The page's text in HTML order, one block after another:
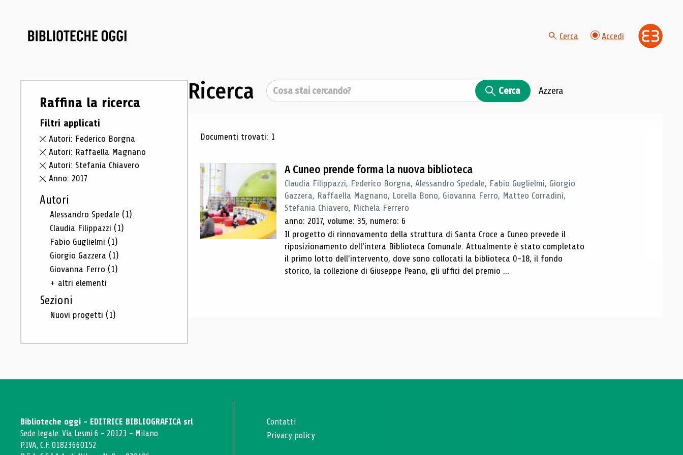
Cerca Accedi
Raffina la ricerca
Filtri applicati
Autori: Federico Borgna
Autori: Raffaella Magnano
Autori: Stefania Chiavero
Anno: 2017
Autori
Alessandro Spedale (1)
Claudia Filippazzi (1)
Fabio Guglielmi (1)
Giorgio Gazzera (1)
Giovanna Ferro (1)
+ altri elementi
Sezioni
Nuovi progetti (1)
Ricerca Cerca Cerca Azzera
Risultati di ricerca
Documenti trovati: 1
A Cuneo prende forma la nuova biblioteca
Claudia Filippazzi, Federico Borgna, Alessandro Spedale, Fabio Guglielmi, Giorgio
Gazzera, Raffaella Magnano, Lorella Bono, Giovanna Ferro, Matteo Corradini,
Stefania Chiavero, Michela Ferrero
anno: 2017, volume: 35, numero: 6
Il progetto di rinnovamento della struttura di Santa Croce a Cuneo prevede il
riposizionamento dell'intera Biblioteca Comunale. Attualmente è stato completato
il primo lotto dell'intervento, dove sono collocati la biblioteca 0-18, il fondo
storico, la collezione di Giuseppe Peano, gli uffici del premio ...
Biblioteche oggi - EDITRICE BIBLIOGRAFICA srl
Sede legale: Via Lesmi 6 - 20123 - Milano
P.IVA, C.F. 01823660152
Contatti
Privacy policy